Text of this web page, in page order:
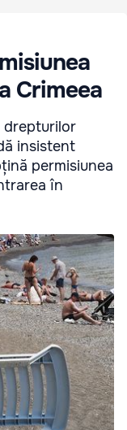
Crimeea
drepturilor
insistent
permisiunea
în